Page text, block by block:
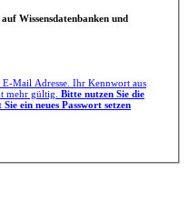
Mail Adresse. Ihr Kennwort aus
mehr gültig. Bitte nutzen Sie die
ein neues Passwort setzen